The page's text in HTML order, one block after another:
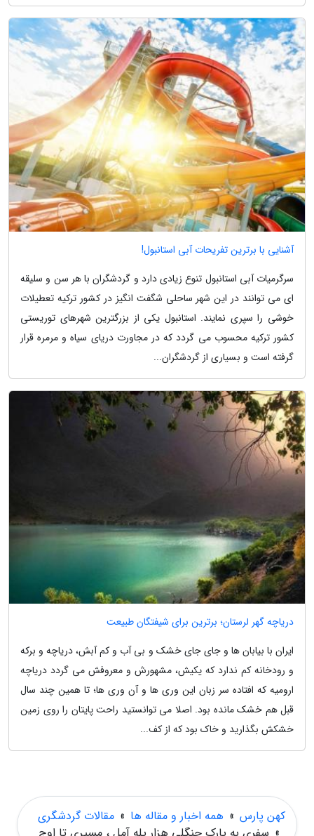
آشنایی با برترین تفریحات آبی استانبول!
سرگرمیات آبی استانبول تنوع زیادی دارد و گردشگران با هر سن و سلیقه
ای می توانند در این شهر ساحلی شگفت انگیز در کشور ترکیه تعطیلات
خوشی را سپری نمایند. استانبول یکی از بزرگترین شهرهای توریستی
کشور ترکیه محسوب می گردد که در مجاورت دریای سیاه و مرمره قرار
گرفته است و بسیاری از گردشگران...
دریاچه گهر لرستان؛ برترین برای شیفتگان طبیعت
ایران با بیابان ها و جای جای خشک و بی آب و کم آبش، دریاچه و برکه
و رودخانه کم ندارد که یکیش، مشهورش و معروفش می گردد دریاچه
ارومیه که افتاده سر زبان این وری ها و آن وری ها؛ تا همین چند سال
قبل هم خشک مانده بود. اصلا می توانستید راحت پایتان را روی زمین
خشکش بگذارید و خاک بود که از کف...
کهن پارس » همه اخبار و مقاله ها » مقالات گردشگری